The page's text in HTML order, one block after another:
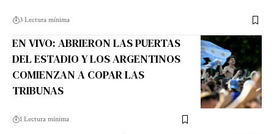
3 Lectura mínima
EN VIVO: ABRIERON LAS PUERTAS
DEL ESTADIO Y LOS ARGENTINOS
COMIENZAN A COPAR LAS
TRIBUNAS
1 Lectura mínima